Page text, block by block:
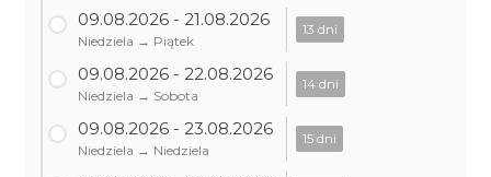
09.08.2026 - 21.08.2026
Niedziela → Piątek
13 dni
09.08.2026 - 22.08.2026
Niedziela → Sobota
14 dni
09.08.2026 - 23.08.2026
Niedziela → Niedziela
15 dni